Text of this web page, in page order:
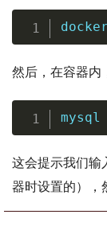
然后，在容器内
mysql
这会提示我们输
器时设置的），